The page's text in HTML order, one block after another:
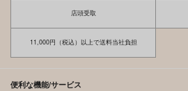
店頭受取
11,000円（税込）以上で送料当社負担
便利な機能/サービス